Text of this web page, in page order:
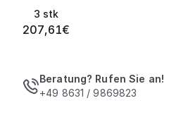
3 stk
207,61€
Beratung? Rufen Sie an!
+49 8631 / 9869823